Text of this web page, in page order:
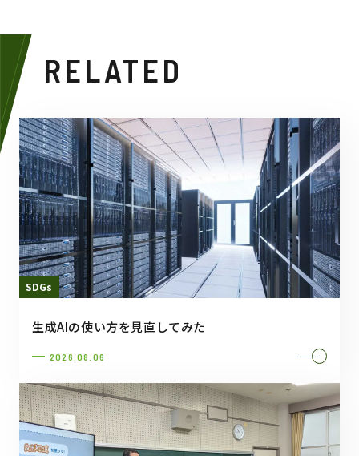
RELATED
SDGs
生成AIの使い方を見直してみた
2026.08.06